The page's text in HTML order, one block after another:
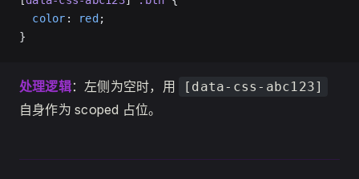
  color
: red ;
}
处理逻辑：左侧为空时，用 [data-css-abc123]
自身作为 scoped 占位。